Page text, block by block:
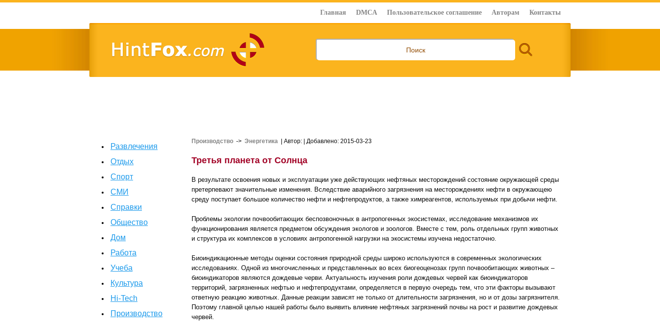
Главная DMCA Пользовательское соглашение Авторам Контакты
Развлечения
Отдых
Спорт
СМИ
Справки
Общество
Дом
Работа
Учеба
Культура
Hi-Tech
Производство
Производство -> Энергетика | Автор: | Добавлено: 2015-03-23
Третья планета от Солнца
В результате освоения новых и эксплуатации уже действующих нефтяных месторождений состояние окружающей среды
претерпевают значительные изменения. Вследствие аварийного загрязнения на месторождениях нефти в окружающею
среду поступает большое количество нефти и нефтепродуктов, а также химреагентов, используемых при добычи нефти.
Проблемы экологии почвообитающих беспозвоночных в антропогенных экосистемах, исследование механизмов их
функционирования является предметом обсуждения экологов и зоологов. Вместе с тем, роль отдельных групп животных
и структура их комплексов в условиях антропогенной нагрузки на экосистемы изучена недостаточно.
Биоиндикационные методы оценки состояния природной среды широко используются в современных экологических
исследованиях. Одной из многочисленных и представленных во всех биогеоценозах групп почвообитающих животных –
биоиндикаторов являются дождевые черви. Актуальность изучения роли дождевых червей как биоиндикаторов
территорий, загрязненных нефтью и нефтепродуктами, определяется в первую очередь тем, что эти факторы вызывают
ответную реакцию животных. Данные реакции зависят не только от длительности загрязнения, но и от дозы загрязнителя.
Поэтому главной целью нашей работы было выявить влияние нефтяных загрязнений почвы на рост и развитие дождевых
червей.